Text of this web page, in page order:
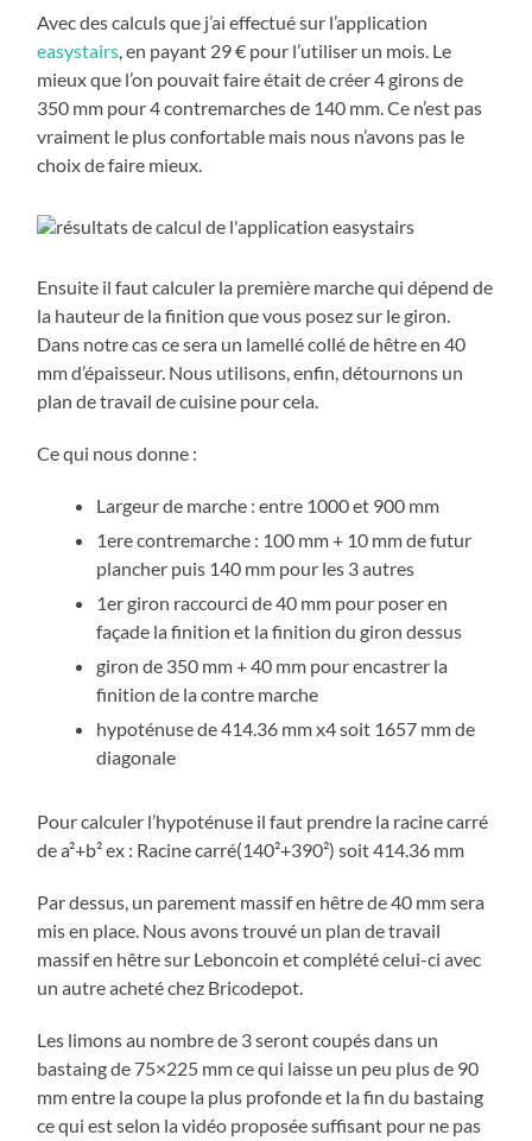
Avec des calculs que j’ai effectué sur l’application
easystairs, en payant 29 € pour l’utiliser un mois. Le
mieux que l’on pouvait faire était de créer 4 girons de
350 mm pour 4 contremarches de 140 mm. Ce n’est pas
vraiment le plus confortable mais nous n’avons pas le
choix de faire mieux.
Ensuite il faut calculer la première marche qui dépend de
la hauteur de la finition que vous posez sur le giron.
Dans notre cas ce sera un lamellé collé de hêtre en 40
mm d’épaisseur. Nous utilisons, enfin, détournons un
plan de travail de cuisine pour cela.
Ce qui nous donne :
Largeur de marche : entre 1000 et 900 mm
1ere contremarche : 100 mm + 10 mm de futur
plancher puis 140 mm pour les 3 autres
1er giron raccourci de 40 mm pour poser en
façade la finition et la finition du giron dessus
giron de 350 mm + 40 mm pour encastrer la
finition de la contre marche
hypoténuse de 414.36 mm x4 soit 1657 mm de
diagonale
Pour calculer l’hypoténuse il faut prendre la racine carré
de a²+b² ex : Racine carré(140²+390²) soit 414.36 mm
Par dessus, un parement massif en hêtre de 40 mm sera
mis en place. Nous avons trouvé un plan de travail
massif en hêtre sur Leboncoin et complété celui-ci avec
un autre acheté chez Bricodepot.
Les limons au nombre de 3 seront coupés dans un
bastaing de 75×225 mm ce qui laisse un peu plus de 90
mm entre la coupe la plus profonde et la fin du bastaing
ce qui est selon la vidéo proposée suffisant pour ne pas